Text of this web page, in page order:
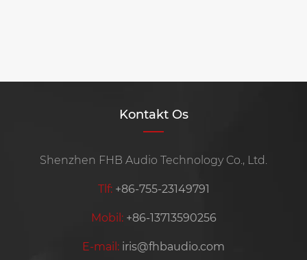
Kontakt Os
Shenzhen FHB Audio Technology Co., Ltd.
Tlf: +86-755-23149791
Mobil: +86-13713590256
E-mail: iris@fhbaudio.com